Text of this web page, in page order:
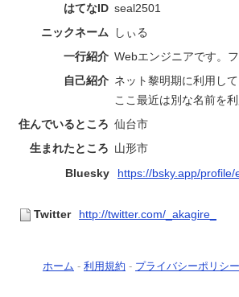
はてなID seal2501
ニックネーム
しぃる
一行紹介 Webエンジニアです。
自己紹介 ネット黎明期に利用し
ここ最近は別な名前を
住んでいるところ 仙台市
生まれたところ 山形市
Bluesky
https://bsky.app/profile/
Twitter http://twitter.com/_akagire_
ホーム - 利用規約 - プライバシーポリシー